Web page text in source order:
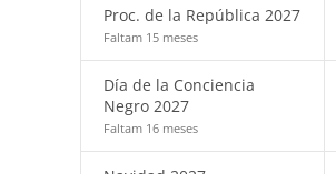
Proc. de la República 2027
Faltam 15 meses
Día de la Conciencia
Negro 2027
Faltam 16 meses